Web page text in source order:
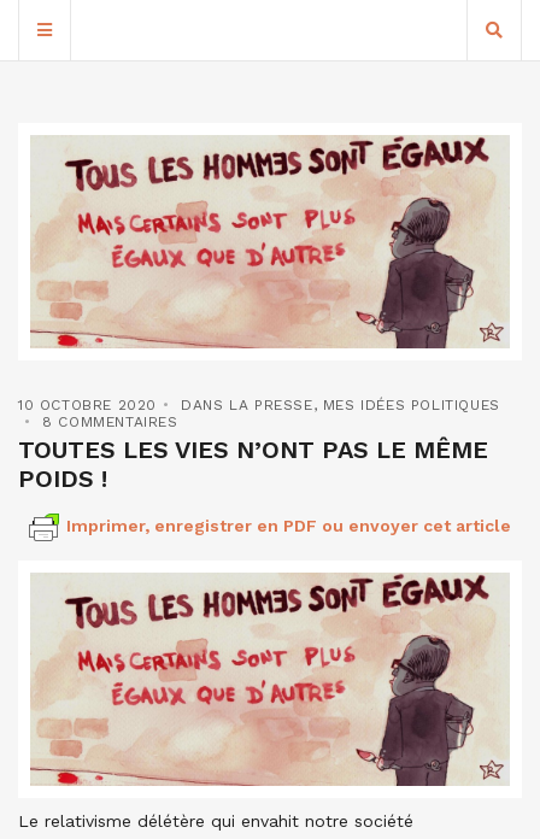
10 OCTOBRE 2020 DANS LA PRESSE, MES IDÉES POLITIQUES
8 COMMENTAIRES
TOUTES LES VIES N’ONT PAS LE MÊME
POIDS !
Imprimer, enregistrer en PDF ou envoyer cet article
Le relativisme délétère qui envahit notre société